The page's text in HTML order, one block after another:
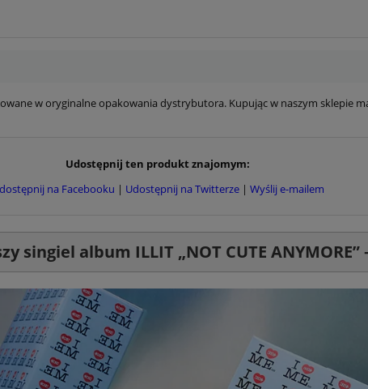
w oryginalne opakowania dystrybutora. Kupując w naszym sklepie
Udostępnij ten produkt znajomym:
na Facebooku | Udostępnij na Twitterze | Wyślij e-mailem
singiel album ILLIT „NOT CUTE